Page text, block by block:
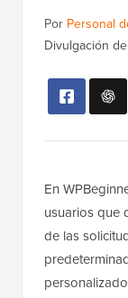
Por Personal
Divulgación
En
usuarios que
de las